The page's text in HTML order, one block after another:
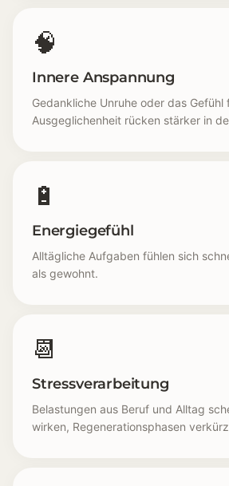
🧠
Innere Anspannung
Gedankliche Unruhe oder das Gefühl
Ausgeglichenheit rücken stärker in
🔋
Energiegefühl
Alltägliche Aufgaben fühlen sich
als gewohnt.
📆
Stressverarbeitung
Belastungen aus Beruf und Alltag
wirken, Regenerationsphasen